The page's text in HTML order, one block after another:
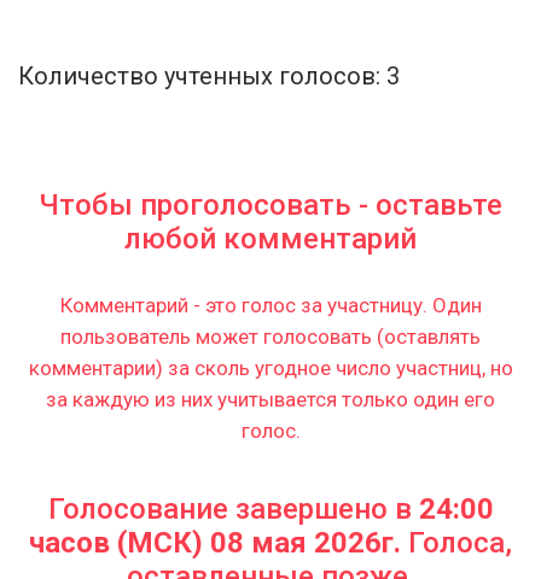
Количество учтенных голосов: 3
Чтобы проголосовать - оставьте
любой комментарий
Комментарий - это голос за участницу. Один
пользователь может голосовать (оставлять
комментарии) за сколь угодное число участниц, но
за каждую из них учитывается только один его
голос.
Голосование завершено в 24:00
часов (МСК) 08 мая 2026г. Голоса,